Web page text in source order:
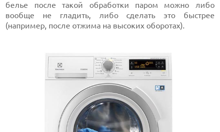
белье после такой обработки паром можно либо
вообще не гладить, либо сделать это быстрее
(например, после отжима на высоких оборотах).